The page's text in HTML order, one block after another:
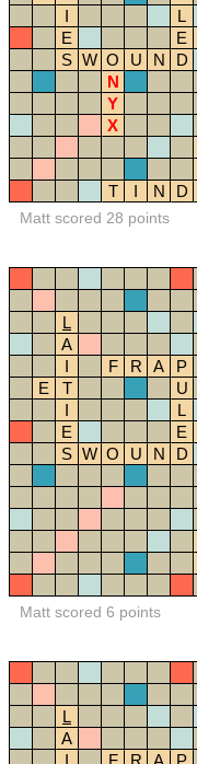
I
L
E
E
S W O U N D
N
Y
X
T
I N D
Matt scored 28 points
L
A
I
F R A P
E
T U
I
L
E
E
S W O U N D
Matt scored 6 points
L
A
I
F R A P